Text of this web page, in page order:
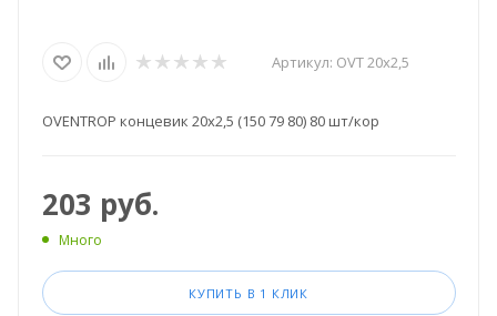
Артикул: OVT 20х2,5
OVENTROP концевик 20х2,5 (150 79 80) 80 шт/кор
203 руб.
Много
КУПИТЬ В 1 КЛИК